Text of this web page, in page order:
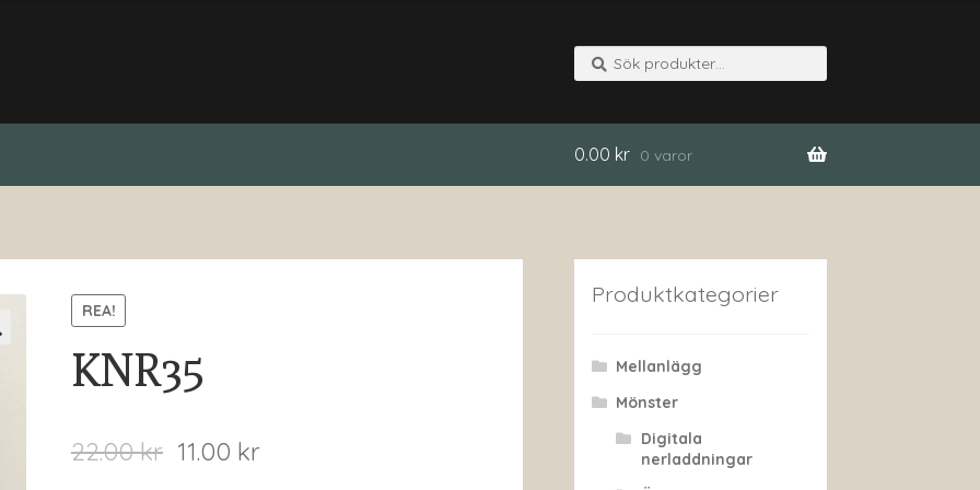
Sök
efter:
Sök
0.00 kr 0 varor
REA!
KNR35
22.00kr 11.00 kr
Produktkategorier
Mellanlägg
Mönster
Digitala
nerladdningar